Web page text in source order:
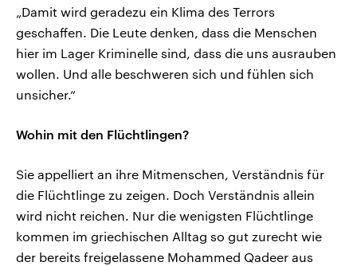
„Damit wird geradezu ein Klima des Terrors
geschaffen. Die Leute denken, dass die Menschen
hier im Lager Kriminelle sind, dass die uns ausrauben
wollen. Und alle beschweren sich und fühlen sich
unsicher.“
Wohin mit den Flüchtlingen?
Sie appelliert an ihre Mitmenschen, Verständnis für
die Flüchtlinge zu zeigen. Doch Verständnis allein
wird nicht reichen. Nur die wenigsten Flüchtlinge
kommen im griechischen Alltag so gut zurecht wie
der bereits freigelassene Mohammed Qadeer aus